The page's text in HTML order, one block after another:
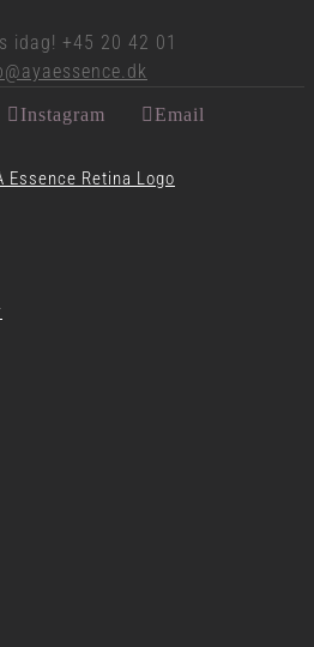
idag! +45 20 42 01
Instagram Email